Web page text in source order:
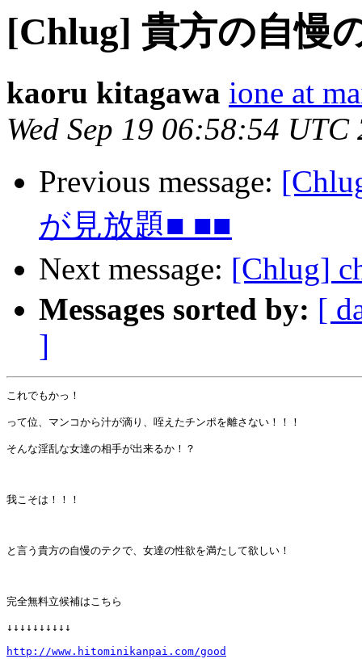
[Chlug] 貴方の自慢
kaoru kitagawa ione at
Wed Sep 19 06:58:54 UTC
Previous message:
が見放題■ ■■
Next message: [Chlug]
Messages sorted by: [
]
これでもかっ！
って位、マンコから汁が滴り、咥えたチンポを離さない！！！
そんな淫乱な女達の相手が出来るか！？
我こそは！！！
と言う貴方の自慢のテクで、女達の性欲を満たして欲しい！
完全無料立候補はこちら
↓↓↓↓↓↓↓↓↓↓
http://www.hitominikanpai.com/good